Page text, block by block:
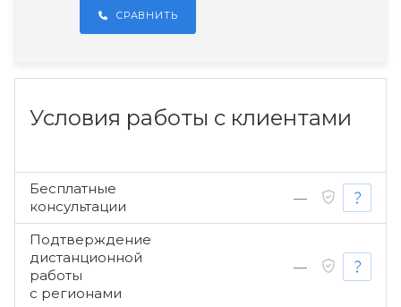
СРАВНИТЬ
Условия работы с клиентами
Бесплатные
консультации
—
Подтверждение
дистанционной
работы
с регионами
—